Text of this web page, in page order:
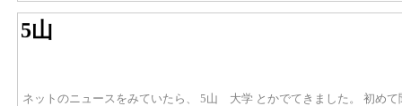
5山
ネットのニュースをみていたら、 5山 大学 とかでてきました。 初